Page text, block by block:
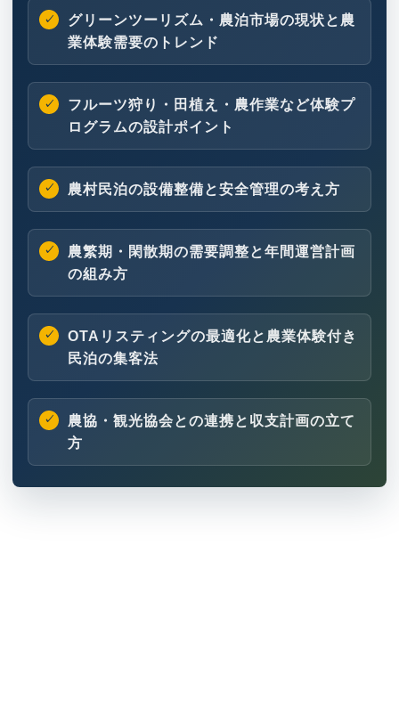
グリーンツーリズム・農泊市場の現状と農
業体験需要のトレンド
フルーツ狩り・田植え・農作業など体験プ
ログラムの設計ポイント
農村民泊の設備整備と安全管理の考え方
農繁期・閑散期の需要調整と年間運営計画
の組み方
OTAリスティングの最適化と農業体験付き
民泊の集客法
農協・観光協会との連携と収支計画の立て
方